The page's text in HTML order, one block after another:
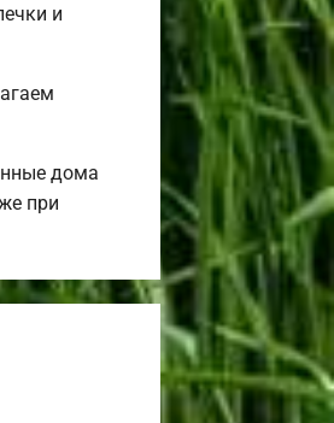
и
дома
при